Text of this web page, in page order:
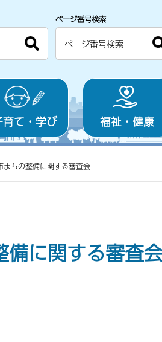
ページ番号検索
育て・学び 福祉・健康
まちの整備に関する審査会
備に関する審査